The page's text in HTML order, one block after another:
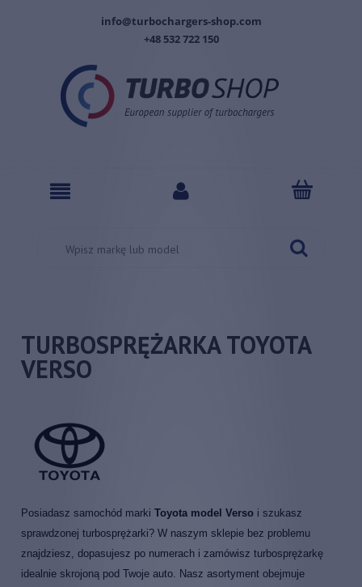
info@turbochargers-shop.com
+48 532 722 150
TURBOSPRĘŻARKA TOYOTA
VERSO
Posiadasz samochód marki Toyota model Verso i szukasz
sprawdzonej turbosprężarki? W naszym sklepie bez problemu
znajdziesz, dopasujesz po numerach i zamówisz turbosprężarkę
idealnie skrojoną pod Twoje auto. Nasz asortyment obejmuje